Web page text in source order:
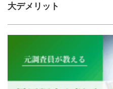
大デメリット